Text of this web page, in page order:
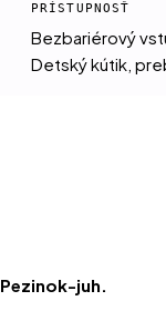
PRÍSTUPNOSŤ
Bezbariérový
Detský kútik,
Pezinok-juh.